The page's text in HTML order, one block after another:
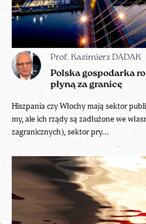
Prof. Kazimierz DADAK
Polska gospodarka
płyną za granicę
Hiszpania czy Włochy mają sektor
my, ale ich rządy są zadłużone we
zagranicznych), sektor pry...